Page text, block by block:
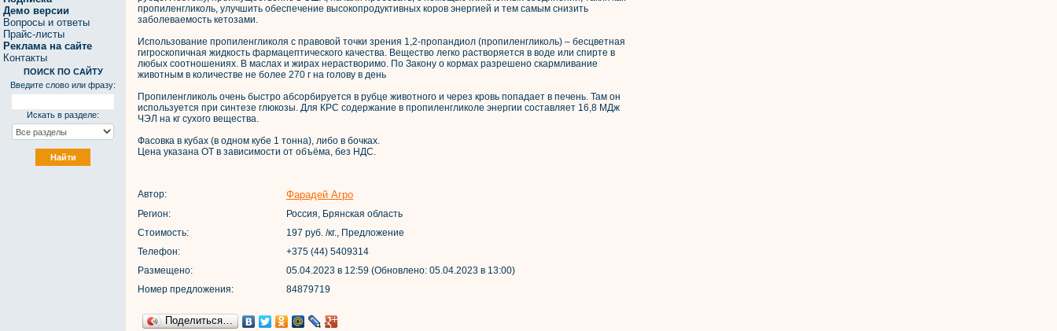
Демо версии
Вопросы и ответы
Прайс-листы
Реклама на сайте
Контакты
ПОИСК ПО САЙТУ
Введите слово или фразу:
Искать в разделе:
пропиленгликоль, улучшить обеспечение высокопродуктивных коров энергией и тем самым снизить
заболеваемость кетозами.
Использование пропиленгликоля с правовой точки зрения 1,2-пропандиол (пропиленгликоль) – бесцветная
гигроскопичная жидкость фармацептического качества. Вещество легко растворяется в воде или спирте в
любых соотношениях. В маслах и жирах нерастворимо. По Закону о кормах разрешено скармливание
животным в количестве не более 270 г на голову в день
Пропиленгликоль очень быстро абсорбируется в рубце животного и через кровь попадает в печень. Там он
используется при синтезе глюкозы. Для КРС содержание в пропиленгликоле энергии составляет 16,8 МДж
ЧЭЛ на кг сухого вещества.
Фасовка в кубах (в одном кубе 1 тонна), либо в бочках.
Цена указана ОТ в зависимости от объёма, без НДС.
Автор: Фарадей Агро
Регион:
Россия, Брянская область
Стоимость:
197 руб. /кг., Предложение
Телефон:
+375 (44) 5409314
Размещено:
05.04.2023 в 12:59 (Обновлено: 05.04.2023 в 13:00)
Номер предложения:
84879719
Поделиться…